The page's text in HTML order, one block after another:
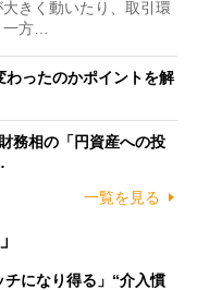
きく動いたり、取引環
方…
ったのかポイントを解
務相の「円資産への投
一覧を見る
チになり得る」“介入慣